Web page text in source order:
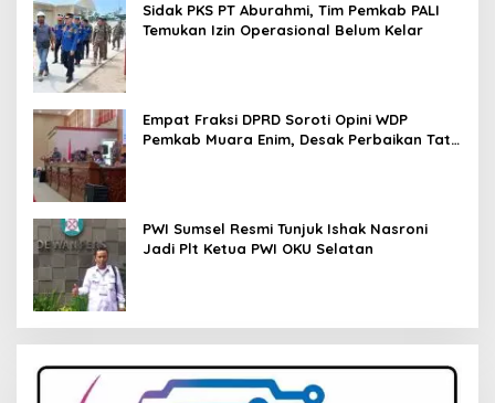
Sidak PKS PT Aburahmi, Tim Pemkab PALI
Temukan Izin Operasional Belum Kelar
Empat Fraksi DPRD Soroti Opini WDP
Pemkab Muara Enim, Desak Perbaikan Tata
PWI Sumsel Resmi Tunjuk Ishak Nasroni
Jadi Plt Ketua PWI OKU Selatan